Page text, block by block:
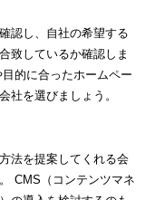
認し、自社の希望する
致しているか確認しま
的に合ったホームペー
社を選びましょう。
法を提案してくれる会
CMS（コンテンツマネ